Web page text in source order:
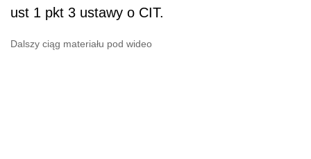
ust 1 pkt 3 ustawy o CIT.
Dalszy ciąg materiału pod wideo